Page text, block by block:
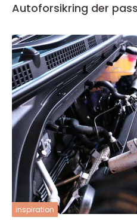
Autoforsikring der
inspiration